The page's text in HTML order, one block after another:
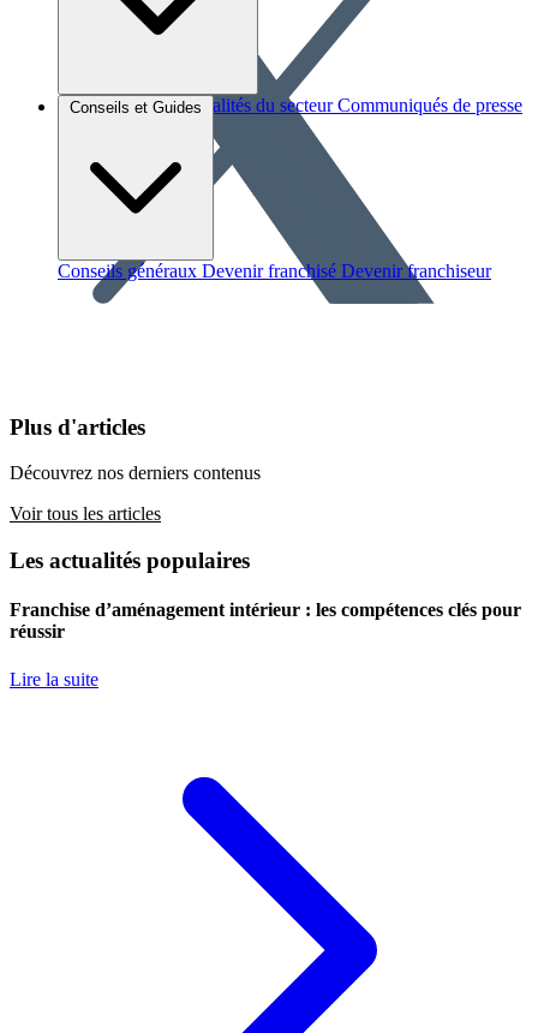
Brèves et actus Actualités du secteur Communiqués de presse
Conseils et Guides
Conseils généraux Devenir franchisé Devenir franchiseur
Plus d'articles
Découvrez nos derniers contenus
Voir tous les articles
Les actualités populaires
Franchise d’aménagement intérieur : les compétences clés pour
réussir
Lire la suite